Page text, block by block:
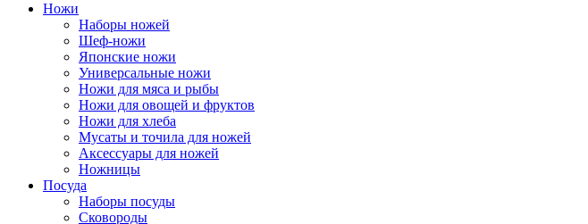
Ножи
Наборы ножей
Шеф-ножи
Японские ножи
Универсальные ножи
Ножи для мяса и рыбы
Ножи для овощей и фруктов
Ножи для хлеба
Мусаты и точила для ножей
Аксессуары для ножей
Ножницы
Посуда
Наборы посуды
Сковороды